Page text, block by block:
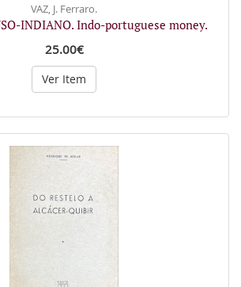
VAZ, J. Ferraro.
INDIANO. Indo-portuguese money.
25.00€
Ver Item